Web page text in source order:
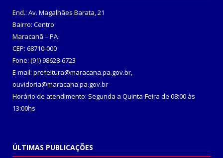
End.: Av. Magalhães Barata, 21
Bairro: Centro
Maracanã – PA
CEP: 68710-000
Fone: (91) 98628-6723
E-mail: prefeitura@maracana.pa.gov.br,
ouvidoria@maracana.pa.gov.br
Horário de atendimento: Segunda a Quinta-Feira de 08:00 às
13:00hs
ÚLTIMAS PUBLICAÇÕES